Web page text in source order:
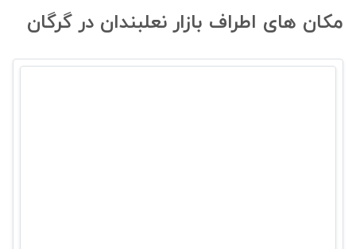
مکان های اطراف بازار نعلبندان در گرگان